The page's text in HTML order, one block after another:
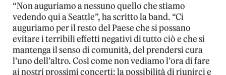
“Non auguriamo a nessuno quello che stiamo
vedendo qui a Seattle”, ha scritto la band. “Ci
auguriamo per il resto del Paese che si possano
evitare i terribili effetti negativi di tutto ciò e che si
mantenga il senso di comunità, del prendersi cura
l’uno dell’altro. Così come non vediamo l’ora di fare
ai nostri prossimi concerti: la possibilità di riunirci e